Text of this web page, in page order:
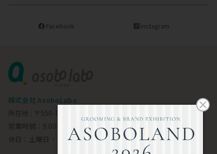
Facebook instagram
株式会社 AsoboLabo
所在地 : 〒550-0002 大阪市西区江戸堀1-23-11 6F
営業時間：9:00～18:00
休日：土曜日・日曜日・祝日